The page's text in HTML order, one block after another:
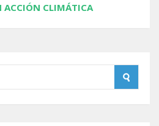
ACCIÓN CLIMÁTICA